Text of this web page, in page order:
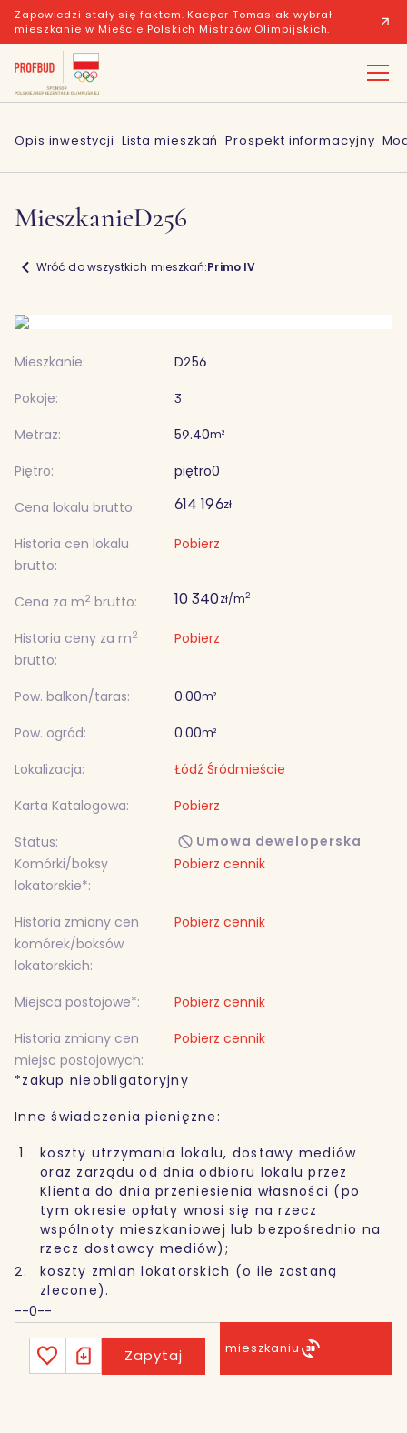
Zapowiedzi stały się faktem. Kacper Tomasiak wybrał
mieszkanie w Mieście Polskich Mistrzów Olimpijskich.
Opis inwestycji Lista mieszkań Prospekt informacyjny
MieszkanieD256
Wróć do wszystkich mieszkań:Primo IV
Mieszkanie:
D256
Pokoje:
3
Metraż:
59.40m²
Piętro: piętro0
Cena lokalu brutto:
614 196zł
Historia cen lokalu
brutto:
Pobierz
Cena za m2 brutto: 10 340zł/m2
Historia ceny za m2
brutto:
Pobierz
Pow. balkon/taras: 0.00m²
Pow. ogród: 0.00m²
Lokalizacja:
Łódź Śródmieście
Karta Katalogowa:
Pobierz
Status:
Umowa deweloperska
Komórki/boksy
lokatorskie*:
Pobierz cennik
Historia zmiany cen
komórek/boksów
lokatorskich:
Pobierz cennik
Miejsca postojowe*:
Pobierz cennik
Historia zmiany cen
miejsc postojowych:
Pobierz cennik
*zakup nieobligatoryjny
Inne świadczenia pieniężne:
koszty utrzymania lokalu, dostawy mediów
oraz zarządu od dnia odbioru lokalu przez
Klienta do dnia przeniesienia własności (po
tym okresie opłaty wnosi się na rzecz
wspólnoty mieszkaniowej lub bezpośrednio na
rzecz dostawcy mediów);
koszty zmian lokatorskich (o ile zostaną
zlecone).
--0--
Wirtualny spacer po mieszkaniu
Zapytaj